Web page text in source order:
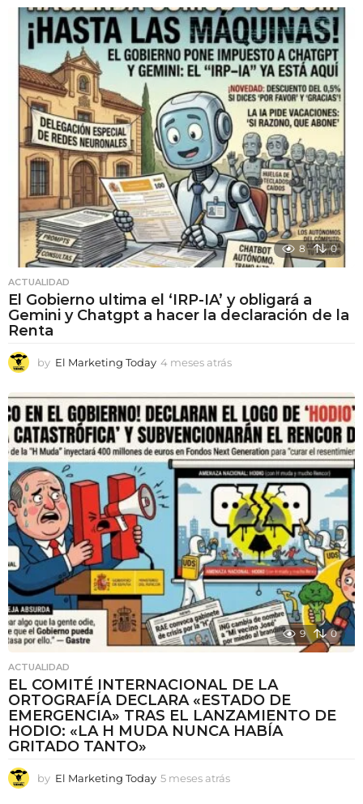
e
s
e
s
a
t
r
á
s
8 0
ACTUALIDAD
El Gobierno ultima el ‘IRP-IA’ y obligará a
Gemini y Chatgpt a hacer la declaración de la
Renta
by El Marketing Today 4 meses atrás
e
s
e
s
a
t
r
á
s
9 0
ACTUALIDAD
EL COMITÉ INTERNACIONAL DE LA
ORTOGRAFÍA DECLARA «ESTADO DE
EMERGENCIA» TRAS EL LANZAMIENTO DE
HODIO: «LA H MUDA NUNCA HABÍA
GRITADO TANTO»
by El Marketing Today 5 meses atrás